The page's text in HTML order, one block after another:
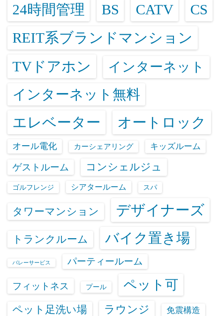
24時間管理 BS CATV CS
REIT系ブランドマンション
TVドアホン インターネット
インターネット無料
エレベーター オートロック
オール電化 カーシェアリング キッズルーム
ゲストルーム コンシェルジュ
ゴルフレンジ シアタールーム スパ
タワーマンション デザイナーズ
トランクルーム バイク置き場
バレーサービス パーティールーム
フィットネス プール ペット可
ペット足洗い場 ラウンジ 免震構造